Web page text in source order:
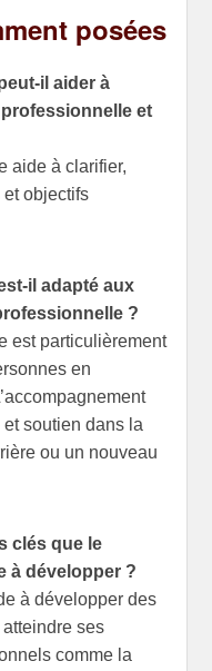
posées
il aider à
et
aide à clarifier,
objectifs
il adapté aux
?
est particulièrement
en
soutien dans la
ou un nouveau
clés que le
à développer ?
à développer des
ses
comme la